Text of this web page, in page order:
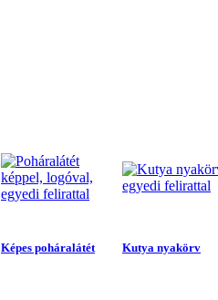
Képes poháralátét Kutya nyakörv